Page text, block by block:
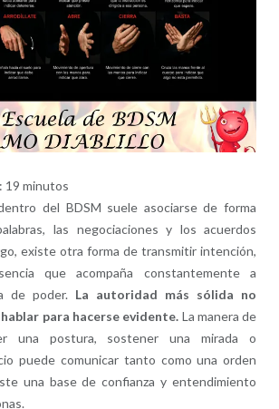
19 minutos
del BDSM suele asociarse de forma
las negociaciones y los acuerdos
existe otra forma de transmitir intención,
que acompaña constantemente a
de poder. La autoridad más sólida no
para hacerse evidente. La manera de
una postura, sostener una mirada o
puede comunicar tanto como una orden
una base de confianza y entendimiento